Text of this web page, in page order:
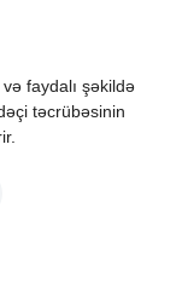
faydalı şəkildə
təcrübəsinin